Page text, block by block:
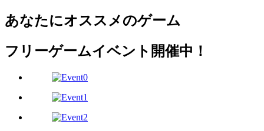
あなたにオススメのゲーム
フリーゲームイベント開催中！